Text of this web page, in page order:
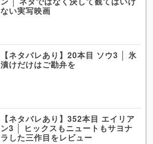
ない実写映画
【ネタバレあり】20本目 ソウ3 │ 氷
漬けだけはご勘弁を
【ネタバレあり】352本目 エイリア
ン3 │ ヒックスもニュートもサヨナ
ラした三作目をレビュー